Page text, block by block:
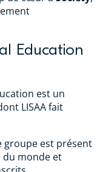
Education
est un
LISAA fait
groupe est présent
du monde et